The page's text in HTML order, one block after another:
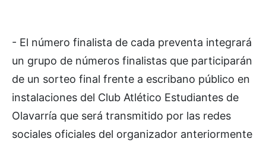
- El número finalista de cada preventa integrará
un grupo de números finalistas que participarán
de un sorteo final frente a escribano público en
instalaciones del Club Atlético Estudiantes de
Olavarría que será transmitido por las redes
sociales oficiales del organizador anteriormente